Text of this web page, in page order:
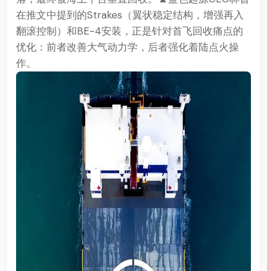
在推文中提到的Strakes（翼状稳定结构，增强再入
翻滚控制）和BE-4安装，正是针对首飞回收痛点的
优化：前者改善大气动力学，后者强化着陆点火操
作。